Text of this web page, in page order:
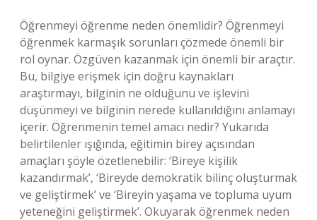
Öğrenmeyi öğrenme neden önemlidir? Öğrenmeyi
öğrenmek karmaşık sorunları çözmede önemli bir
rol oynar. Özgüven kazanmak için önemli bir araçtır.
Bu, bilgiye erişmek için doğru kaynakları
araştırmayı, bilginin ne olduğunu ve işlevini
düşünmeyi ve bilginin nerede kullanıldığını anlamayı
içerir. Öğrenmenin temel amacı nedir? Yukarıda
belirtilenler ışığında, eğitimin birey açısından
amaçları şöyle özetlenebilir: ‘Bireye kişilik
kazandırmak’, ‘Bireyde demokratik bilinç oluşturmak
ve geliştirmek’ ve ‘Bireyin yaşama ve topluma uyum
yeteneğini geliştirmek’. Okuyarak öğrenmek neden